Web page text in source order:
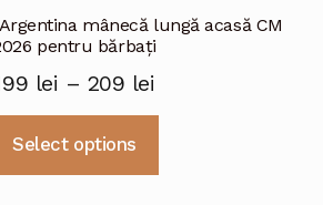
mânecă lungă acasă CM
pentru bărbați
lei – 209 lei
range:
Select options